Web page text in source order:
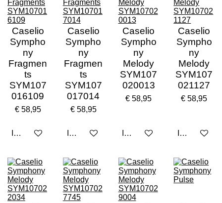
Caselio
Sympho
ny
Fragmen
ts
SYM107
016109
€ 58,95
In winkelwagen
Caselio
Sympho
ny
Fragmen
ts
SYM107
017014
€ 58,95
In winkelwagen
Caselio
Sympho
ny
Melody
SYM107
020013
€ 58,95
In winkelwagen
Caselio
Sympho
ny
Melody
SYM107
021127
€ 58,95
In